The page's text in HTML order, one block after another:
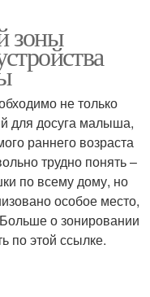
зоны
не только
для досуга малыша,
раннего возраста
трудно понять –
по всему дому, но
особое место,
о зонировании
по этой ссылке.